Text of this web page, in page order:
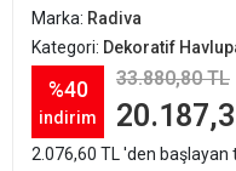
Marka: Radiva
Kategori: Dekoratif
%40
indirim
33.880,80 TL
2.076,60 TL 'den başlayan